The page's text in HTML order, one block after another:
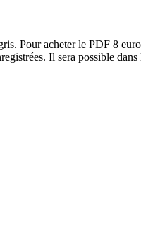
Pour acheter le PDF 8
Il sera possible